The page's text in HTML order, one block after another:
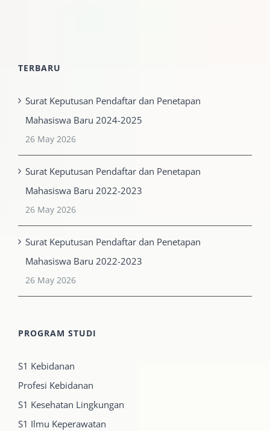
TERBARU
Surat Keputusan Pendaftar dan Penetapan
Mahasiswa Baru 2024-2025
26 May 2026
Surat Keputusan Pendaftar dan Penetapan
Mahasiswa Baru 2022-2023
26 May 2026
Surat Keputusan Pendaftar dan Penetapan
Mahasiswa Baru 2022-2023
26 May 2026
PROGRAM STUDI
S1 Kebidanan
Profesi Kebidanan
S1 Kesehatan Lingkungan
S1 Ilmu Keperawatan